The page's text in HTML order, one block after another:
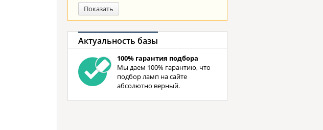
Показать
Актуальность базы
100% гарантия подбора
Мы даем 100% гарантию, что
подбор ламп на сайте
абсолютно верный.